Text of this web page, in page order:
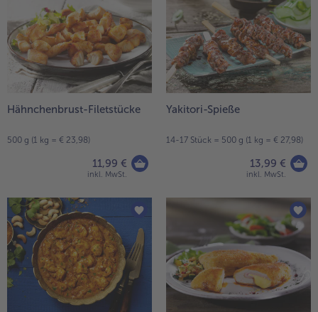
Hähnchenbrust-Filetstücke
500 g (1 kg = € 23,98)
11,99 €
inkl. MwSt.
Yakitori-Spieße
14-17 Stück = 500 g (1 kg = € 27,98)
13,99 €
inkl. MwSt.